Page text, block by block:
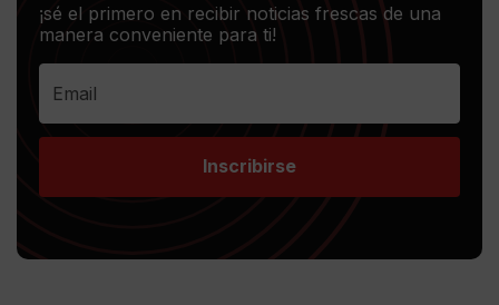
¡sé el primero en recibir noticias frescas de una
manera conveniente para ti!
Inscribirse